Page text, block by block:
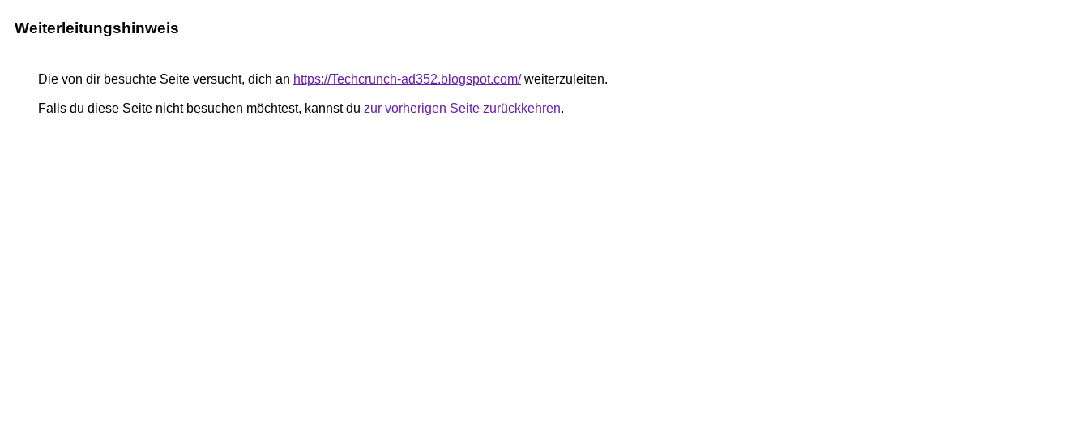
Weiterleitungshinweis
Die von dir besuchte Seite versucht, dich an https://Techcrunch-ad352.blogspot.com/weiterzuleiten.
Falls du diese Seite nicht besuchen möchtest, kannst du zur vorherigen Seite zurückkehren.